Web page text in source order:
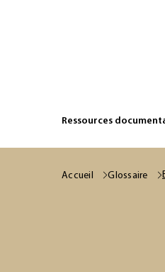
Ressources
Accueil Glossaire